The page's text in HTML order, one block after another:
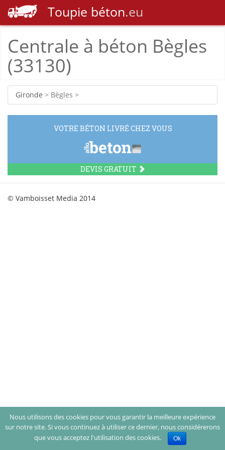
Toupie béton.eu
Centrale à béton Bègles
(33130)
Gironde > Bègles >
VOTRE BÉTON LIVRÉ CHEZ VOUS
DEVIS GRATUIT
Nous utilisons des cookies pour vous garantir la meilleure expérience
sur notre site. Si vous continuez à utiliser ce dernier, nous considérerons
que vous acceptez l'utilisation des cookies.
Ok
© Vamboisset Media 2014